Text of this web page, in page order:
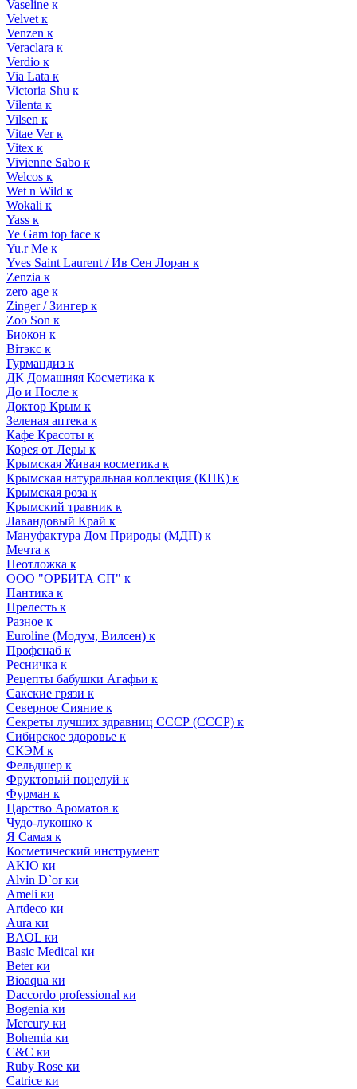
Vaseline к
Velvet к
Venzen к
Veraclara к
Verdio к
Via Lata к
Victoria Shu к
Vilenta к
Vilsen к
Vitae Ver к
Vitex к
Vivienne Sabo к
Welcos к
Wet n Wild к
Wokali к
Yass к
Ye Gam top face к
Yu.r Me к
Yves Saint Laurent / Ив Сен Лоран к
Zenzia к
zero age к
Zinger / Зингер к
Zoo Son к
Биокон к
Вiтэкс к
Гурмандиз к
ДК Домашняя Косметика к
До и После к
Доктор Крым к
Зеленая аптека к
Кафе Красоты к
Корея от Леры к
Крымская Живая косметика к
Крымская натуральная коллекция (КНК) к
Крымская роза к
Крымский травник к
Лавандовый Край к
Мануфактура Дом Природы (МДП) к
Мечта к
Неотложка к
ООО "ОРБИТА СП" к
Пантика к
Прелесть к
Разное к
Euroline (Модум, Вилсен) к
Профснаб к
Ресничка к
Рецепты бабушки Агафьи к
Сакские грязи к
Северное Сияние к
Секреты лучших здравниц СССР (СССР) к
Сибирское здоровье к
СКЭМ к
Фельдшер к
Фруктовый поцелуй к
Фурман к
Царство Ароматов к
Чудо-лукошко к
Я Самая к
Косметический инструмент
AKIO ки
Alvin D`or ки
Ameli ки
Artdeco ки
Aura ки
BAOL ки
Basic Medical ки
Beter ки
Bioaqua ки
Daccordo professional ки
Bogenia ки
Mercury ки
Bohemia ки
C&C ки
Ruby Rose ки
Catrice ки